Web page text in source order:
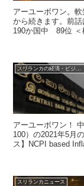
アーユーボワン。軟
から続きます。前話はこちら。 (3) 電気
スリランカの経済・ビジネス・投資
アーユーボワン！ 中央銀行は全国消費者物価指数（NCPI、2013年＝
100）の2021年5月のインフレ率
ス】NCPI based
スリランカニュース